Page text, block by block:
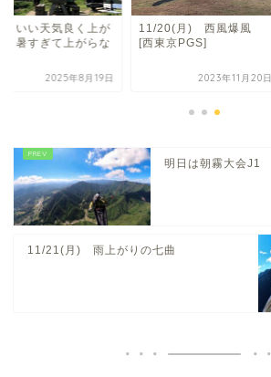
もいい天気良く上が
？暑すぎて上がらな
2025年8月19日
11/20(月) 西風爆風
[西東京PGS]
2023年11月20日
明日は朝霧大会J1
11/21(月) 雨上がりの七曲